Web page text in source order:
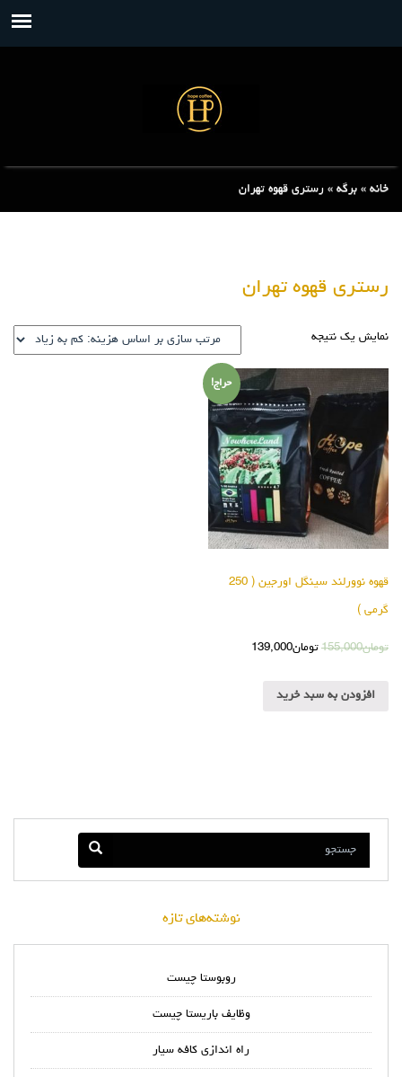
خانه » برگه » رستری قهوه تهران
رستری قهوه تهران
نمایش یک نتیجه
حراج!
قهوه نوورلند سینگل اورجین ( 250
گرمی )
تومان155,000 تومان139,000
افزودن به سبد خرید
نوشته‌های تازه
روبوستا چیست
وظایف باریستا چیست
راه اندازی کافه سیار